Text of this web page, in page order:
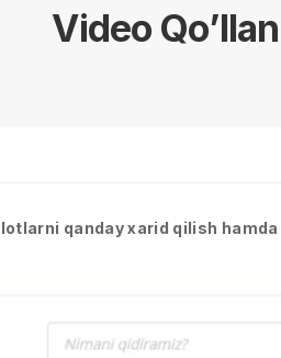
Video
qanday xarid qilish